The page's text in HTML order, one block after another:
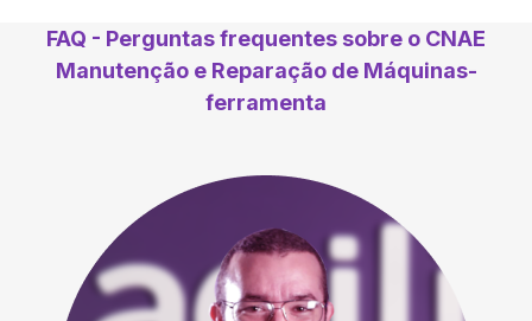
FAQ - Perguntas frequentes sobre o CNAE
Manutenção e Reparação de Máquinas-
ferramenta